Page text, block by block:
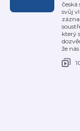
svůj
který
že